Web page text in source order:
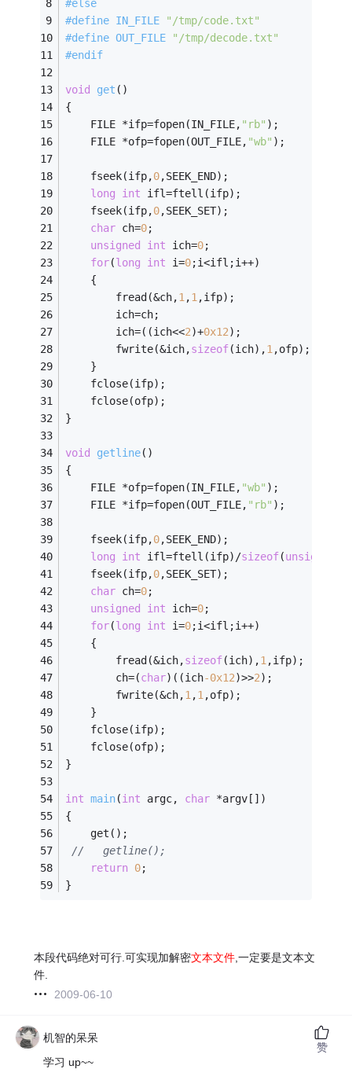
#else
#define IN_FILE
"/tmp/code.txt"
#define OUT_FILE
"/tmp/decode.txt"
#endif
void get ()
{
    FILE *ifp=fopen(IN_FILE,
"rb" );
    FILE *ofp=fopen(OUT_FILE,
"wb" );
	fseek(ifp,
0,SEEK_END);
long
int ifl=ftell(ifp);
	fseek(ifp,
0,SEEK_SET);
char ch=0;
unsigned
int ich=0;
for(long int i=0;i<ifl;i++)
	{
		fread(&ch,
1,1,ifp);
		ich=ch;
		ich=((ich<<
2)+0x12);
		fwrite(&ich,
sizeof(ich),1,ofp);
	}
	fclose(ifp);
	fclose(ofp);
}
void getline()
{
	FILE *ofp=fopen(IN_FILE,
"wb" );
    FILE *ifp=fopen(OUT_FILE,
"rb" );
	fseek(ifp,
0,SEEK_END);
long
int ifl=ftell(ifp)/sizeof(unsigned
	fseek(ifp,
0,SEEK_SET);
char ch=0;
unsigned
int ich=0;
for(long int i=0;i<ifl;i++)
	{
		fread(&ich,
sizeof(ich),1,ifp);
		ch=(
char)((ich-0x12)>>2);
		fwrite(&ch,
1,1,ofp);
	}
	fclose(ifp);
	fclose(ofp);
}
int main(int argc, char *argv[])
{
    get();
//   getline();
return 0;
}
本段代码绝对可行.可实现加解密文本文件 ,一定要是文本文
件.
2009-06-10
机智的呆呆
学习 up~~
赞